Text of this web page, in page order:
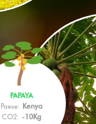
PAPAYA
Paese: Kenya
CO2: -10Kg